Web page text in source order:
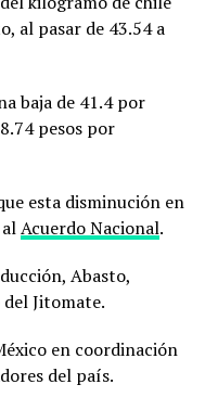
al pasar de 43.54 a
baja de 41.4 por
pesos por
esta disminución en
Acuerdo Nacional.
Abasto,
Jitomate.
en coordinación
del país.